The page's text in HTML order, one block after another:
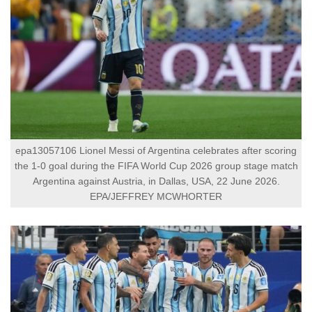
epa13057106 Lionel Messi of Argentina celebrates after scoring
the 1-0 goal during the FIFA World Cup 2026 group stage match
Argentina against Austria, in Dallas, USA, 22 June 2026.
EPA/JEFFREY MCWHORTER